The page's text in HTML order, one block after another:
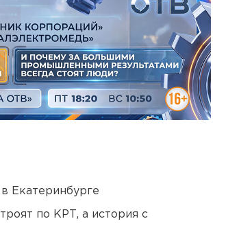
Екатеринбурге
по КРТ, а история с